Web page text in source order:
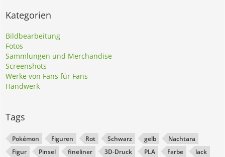
Kategorien
Bildbearbeitung
Fotos
Sammlungen und Merchandise
Screenshots
Werke von Fans für Fans
Handwerk
Tags
Pokémon Figuren Rot Schwarz gelb
Nachtara
Figur
Pinsel fineliner 3D-Druck PLA Farbe
lack